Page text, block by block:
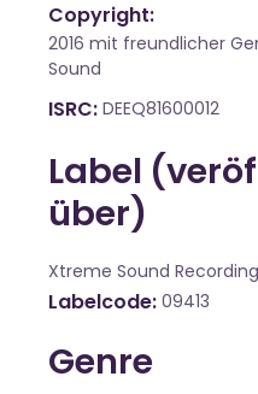
Copyright:
2016 mit freundlicher
Sound
ISRC DEEQ81600012
Label
über)
Xtreme Sound
Labelcode 09413
Genre